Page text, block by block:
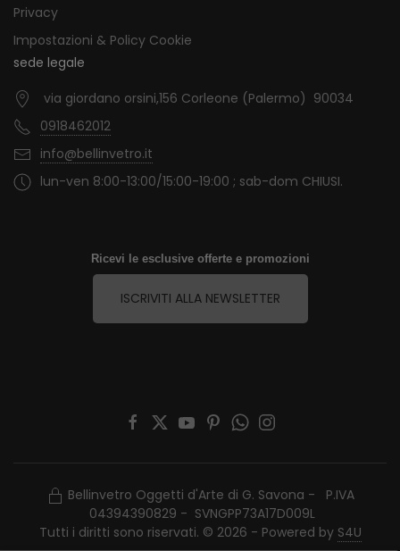
Privacy
Impostazioni & Policy Cookie
sede legale
via giordano orsini,156 Corleone (Palermo) 90034
0918462012
info@bellinvetro.it
lun-ven 8:00-13:00/15:00-19:00 ; sab-dom CHIUSI.
Ricevi le esclusive offerte e promozioni
ISCRIVITI ALLA NEWSLETTER
Bellinvetro Oggetti d'Arte di G. Savona - P.IVA
04394390829 - SVNGPP73A17D009L
Tutti i diritti sono riservati. © 2026 - Powered by S4U